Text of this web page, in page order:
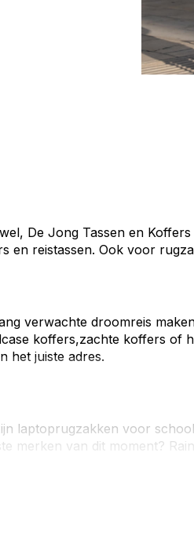
De Jong Tassen en
reistassen. Ook voor
verwachte droomreis
koffers,zachte koffers of
het juiste adres.
laptoprugzakken voor
merken van dit moment?